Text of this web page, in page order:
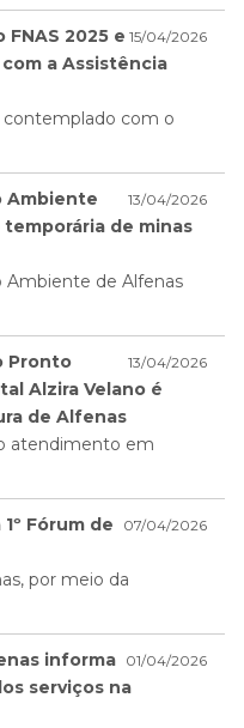
15/04/2026
2025 e
a Assistência
contemplado com o
13/04/2026
Ambiente
de minas
Ambiente de Alfenas
13/04/2026
Pronto
Alzira Velano é
de Alfenas
atendimento em
07/04/2026
Fórum de
por meio da
01/04/2026
informa
serviços na